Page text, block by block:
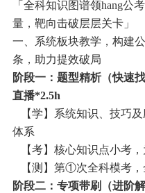
「全科知识图谱领hang公
量，靶向击破层层关卡」
一、系统板块教学，构建
条，助力提效破局
阶段一：题型精析（快速
直播*2.5h
【学】系统知识、技巧
体系
【考】核心知识点小考
【测】第①次全科模考，
阶段二：专项带刷（进阶